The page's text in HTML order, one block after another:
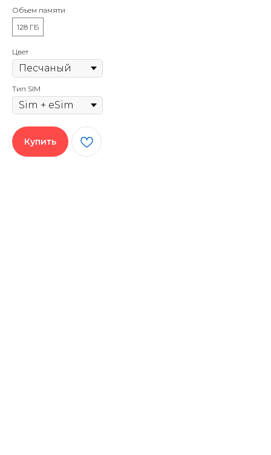
Объем памяти
128 ГБ
Цвет
Тип SIM
Купить